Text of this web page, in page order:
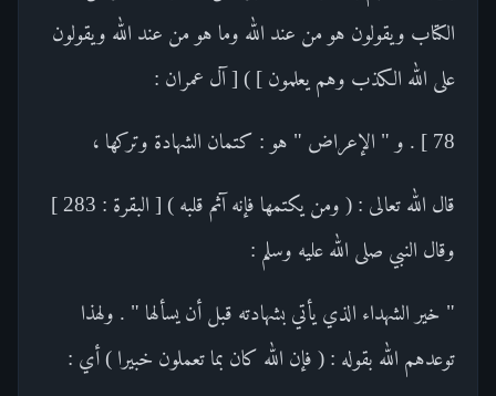
الكتاب ويقولون هو من عند الله وما هو من عند الله ويقولون
على الله الكذب وهم يعلمون ] ) [ آل عمران :
78 ] . و " الإعراض " هو : كتمان الشهادة وتركها ،
قال الله تعالى : ( ومن يكتمها فإنه آثم قلبه ) [ البقرة : 283 ]
وقال النبي صلى الله عليه وسلم :
" خير الشهداء الذي يأتي بشهادته قبل أن يسألها " . ولهذا
توعدهم الله بقوله : ( فإن الله كان بما تعملون خبيرا ) أي :